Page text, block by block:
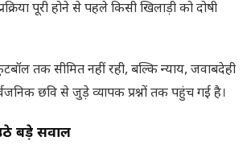
पूरी होने से पहले किसी खिलाड़ी को दोषी
तक सीमित नहीं रही, बल्कि न्याय, जवाबदेही
छवि से जुड़े व्यापक प्रश्नों तक पहुंच गई है।
बड़े सवाल